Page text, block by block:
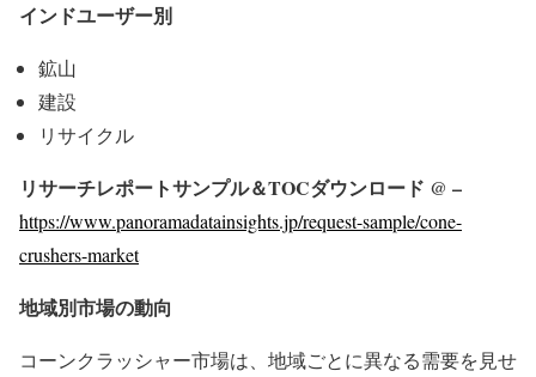
インドユーザー別
鉱山
建設
リサイクル
リサーチレポートサンプル＆TOCダウンロード @ –
https://www.panoramadatainsights.jp/request-sample/cone-
crushers-market
地域別市場の動向
コーンクラッシャー市場は、地域ごとに異なる需要を見せ